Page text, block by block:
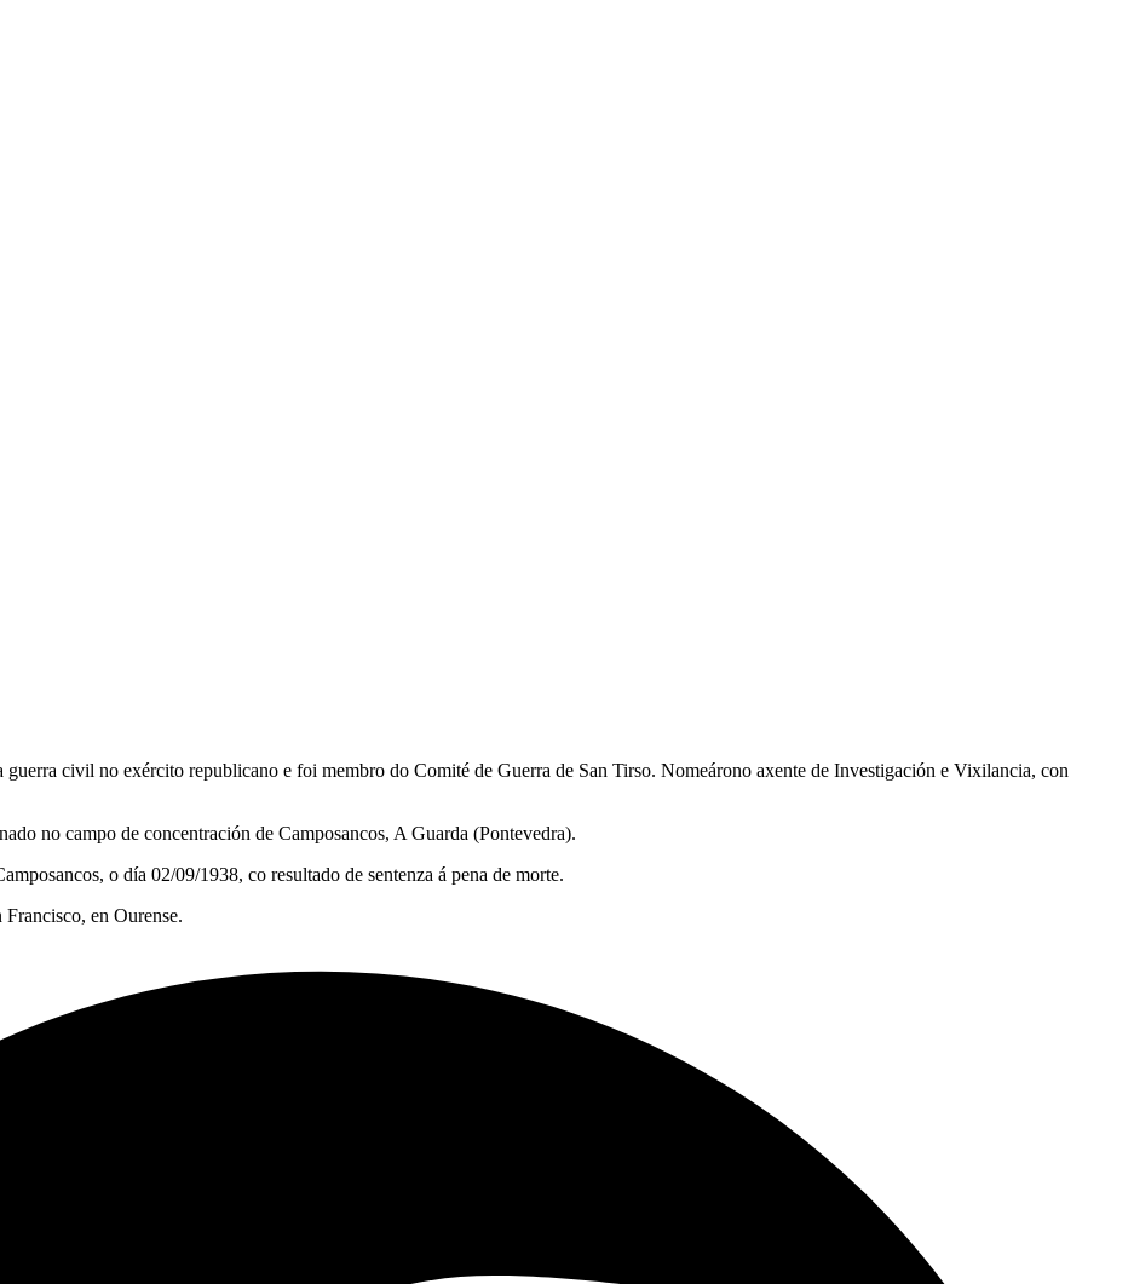
civil no exército republicano e foi membro do Comité de Guerra de San Tirso. Nomeárono axente de Investigación e Vixilancia, con
no campo de concentración de Camposancos, A Guarda (Pontevedra).
o día 02/09/1938, co resultado de sentenza á pena de morte.
en Ourense.